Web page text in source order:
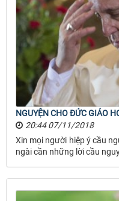
NGUYỆN CHO ĐỨC GIÁO
20:44 07/11/2018
Xin mọi người hiệp ý cầu
ngài cần những lời cầu